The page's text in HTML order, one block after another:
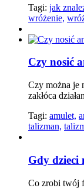
Tagi: jak
wróżenie,
Czy nosić
Czy można je
zakłóca
Tagi: amulet,
talizman,
Gdy dzieci
Co zrobi twój